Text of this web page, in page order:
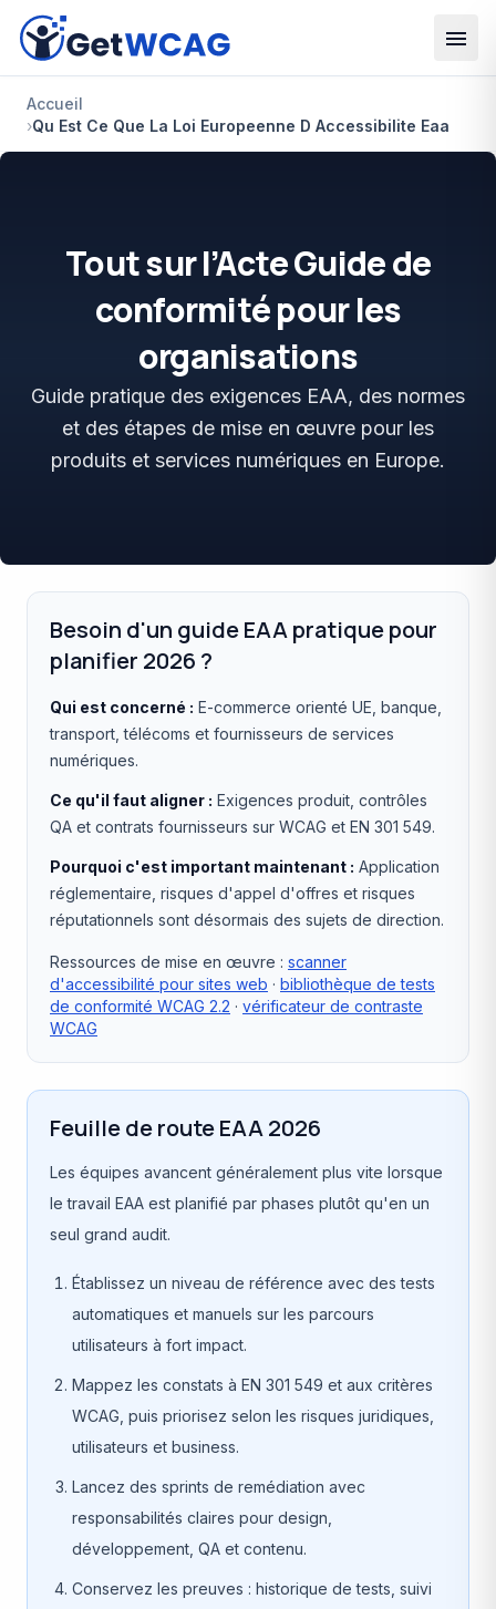
Aller au contenu principal
Accueil
›Qu Est Ce Que La Loi Europeenne D Accessibilite Eaa
Tout sur l’Acte Guide de
conformité pour les
organisations
Guide pratique des exigences EAA, des normes
et des étapes de mise en œuvre pour les
produits et services numériques en Europe.
Besoin d'un guide EAA pratique pour
planifier 2026 ?
Qui est concerné : E-commerce orienté UE, banque,
transport, télécoms et fournisseurs de services
numériques.
Ce qu'il faut aligner : Exigences produit, contrôles
QA et contrats fournisseurs sur WCAG et EN 301 549.
Pourquoi c'est important maintenant : Application
réglementaire, risques d'appel d'offres et risques
réputationnels sont désormais des sujets de direction.
Ressources de mise en œuvre : scanner
d'accessibilité pour sites web · bibliothèque de tests
de conformité WCAG 2.2 · vérificateur de contraste
WCAG
Feuille de route EAA 2026
Les équipes avancent généralement plus vite lorsque
le travail EAA est planifié par phases plutôt qu'en un
seul grand audit.
Établissez un niveau de référence avec des tests
automatiques et manuels sur les parcours
utilisateurs à fort impact.
Mappez les constats à EN 301 549 et aux critères
WCAG, puis priorisez selon les risques juridiques,
utilisateurs et business.
Lancez des sprints de remédiation avec
responsabilités claires pour design,
développement, QA et contenu.
Conservez les preuves : historique de tests, suivi